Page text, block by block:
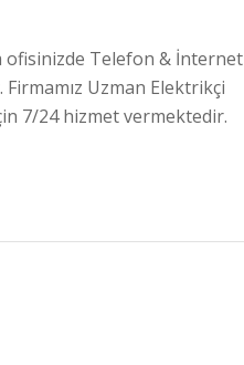
ofisinizde Telefon & İnternet
Firmamız Uzman Elektrikçi
7/24 hizmet vermektedir.